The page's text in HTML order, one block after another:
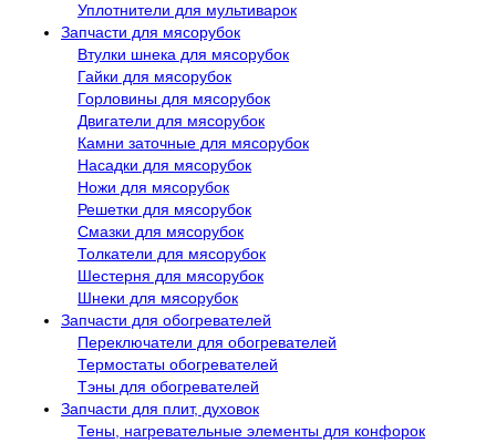
Уплотнители для мультиварок
Запчасти для мясорубок
Втулки шнека для мясорубок
Гайки для мясорубок
Горловины для мясорубок
Двигатели для мясорубок
Камни заточные для мясорубок
Насадки для мясорубок
Ножи для мясорубок
Решетки для мясорубок
Смазки для мясорубок
Толкатели для мясорубок
Шестерня для мясорубок
Шнеки для мясорубок
Запчасти для обогревателей
Переключатели для обогревателей
Термостаты обогревателей
Тэны для обогревателей
Запчасти для плит, духовок
Тены, нагревательные элементы для конфорок